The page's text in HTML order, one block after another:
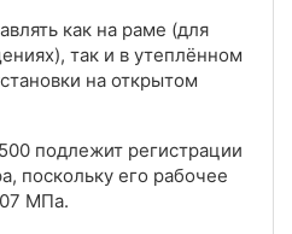
как на раме (для
так и в утеплённом
на открытом
подлежит регистрации
поскольку его рабочее
МПа.